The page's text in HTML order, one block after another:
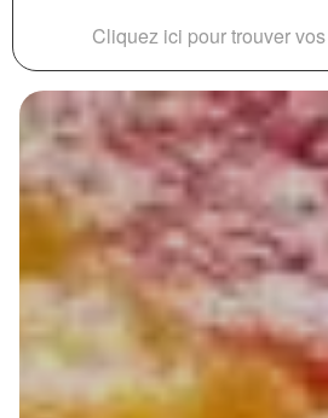
Cliquez ici pour trouver